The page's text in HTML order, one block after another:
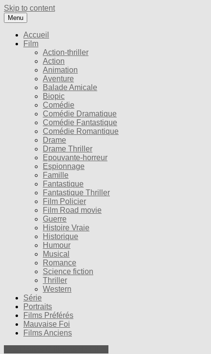
Skip to content
Menu
Accueil
Film
Action-thriller
Action
Animation
Aventure
Balade Amicale
Biopic
Comédie
Comédie Dramatique
Comédie Fantastique
Comédie Romantique
Drame
Drame Thriller
Epouvante-horreur
Espionnage
Famille
Fantastique
Fantastique Thriller
Film Policier
Film Road movie
Guerre
Histoire Vraie
Historique
Humour
Musical
Romance
Science fiction
Thriller
Western
Série
Portraits
Films Préférés
Mauvaise Foi
Films Anciens